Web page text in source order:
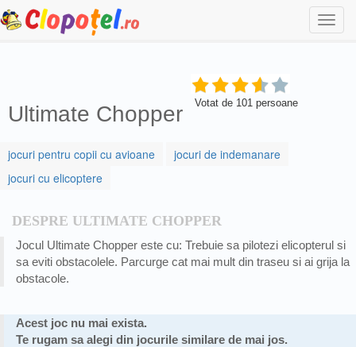
Ultimate Chopper Votat de 101 persoane
jocuri pentru copii cu avioane
jocuri de indemanare
jocuri cu elicoptere
DESPRE ULTIMATE CHOPPER
Jocul Ultimate Chopper este cu: Trebuie sa pilotezi elicopterul si
sa eviti obstacolele. Parcurge cat mai mult din traseu si ai grija la
obstacole.
Acest joc nu mai exista.
Te rugam sa alegi din jocurile similare de mai jos.